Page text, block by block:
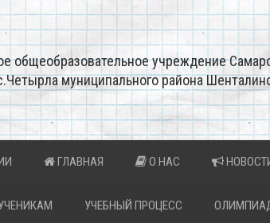
общеобразовательное учреждение
муниципального района
ГЛАВНАЯ О НАС
УЧЕБНЫЙ ПРОЦЕСС